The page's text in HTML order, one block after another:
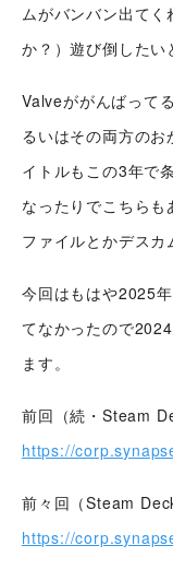
ムがバンバン出て
か？）遊び倒したい
Valveががんばって
るいはその両方の
イトルもこの3年で
なったりでこちら
ファイルとかデス
今回はもはや2025
てなかったので
ます。
前回（続・Steam
https://
前々回（Steam
https://